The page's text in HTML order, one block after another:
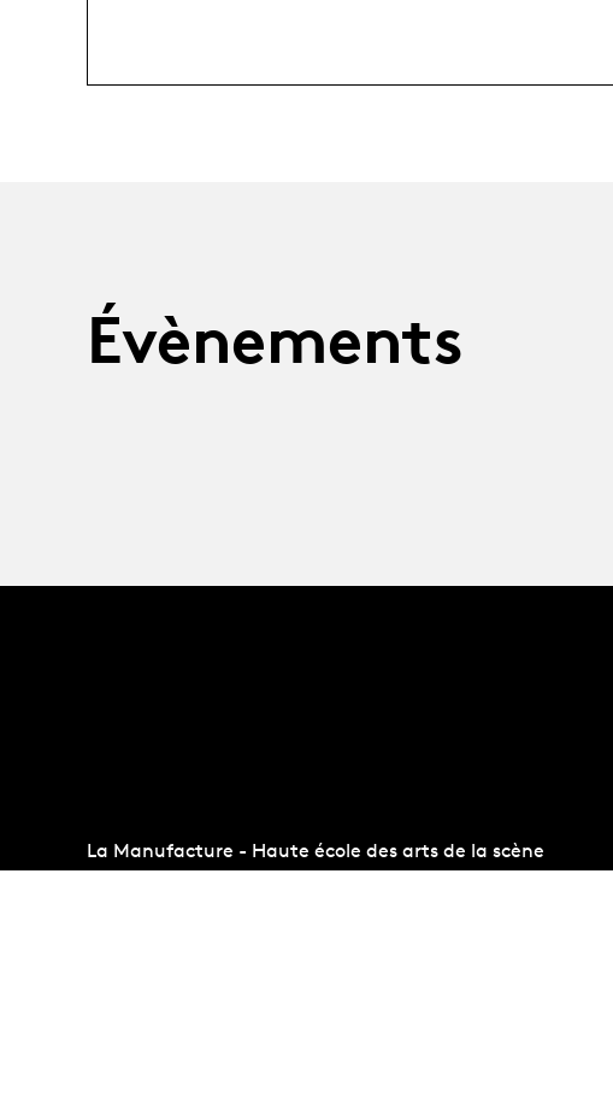
Évènements
La Manufacture - Haute école des arts de la scène